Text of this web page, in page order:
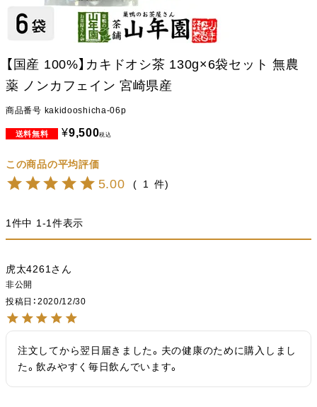
【国産 100%】カキドオシ茶 130g×6袋セット 無農
薬 ノンカフェイン 宮崎県産
商品番号 kakidooshicha-06p
¥9,500税込
5.00 1
1件中 1-1件表示
虎太4261
非公開
投稿日
2020/12/30
注文してから翌日届きました。夫の健康のために購入しまし
た。飲みやすく毎日飲んでいます。